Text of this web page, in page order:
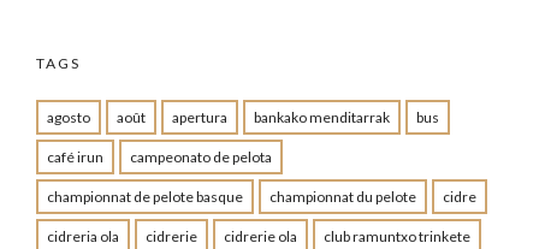
TAGS
agosto août apertura bankako menditarrak bus
café irun campeonato de pelota
championnat de pelote basque championnat du pelote cidre
cidreria ola cidrerie cidrerie ola club ramuntxo trinkete